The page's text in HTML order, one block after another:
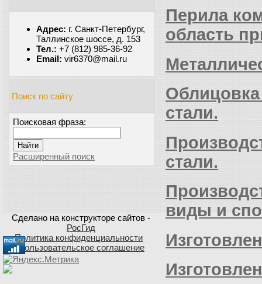
Адрес: г. Санкт-Петербург,
Таллинское шоссе, д. 153
Тел.: +7 (812) 985-36-92
Email: vir6370@mail.ru
Поиск по сайту
Поисковая фраза:
Найти
Расширенный поиск
Перила
область
стали.
стали.
виды и
Сделано на конструкторе сайтов -
РосГид
Политика конфиденциальности
Пользовательское соглашение